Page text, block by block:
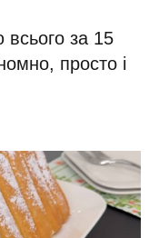
всього за 15
просто і